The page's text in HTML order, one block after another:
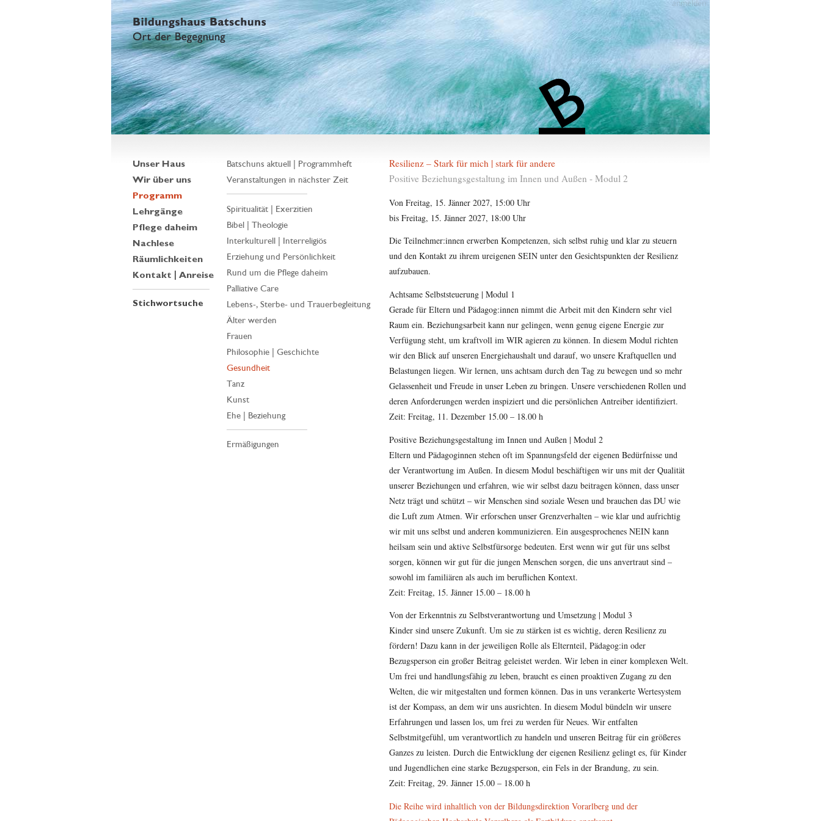
anmelden
Unser Haus
Wir über uns
Programm
Lehrgänge
Pflege daheim
Nachlese
Räumlichkeiten
Kontakt | Anreise
Stichwortsuche
Batschuns aktuell | Programmheft
Veranstaltungen in nächster Zeit
Spiritualität | Exerzitien
Bibel | Theologie
Interkulturell | Interreligiös
Erziehung und Persönlichkeit
Rund um die Pflege daheim
Palliative Care
Lebens-, Sterbe- und Trauerbegleitung
Älter werden
Frauen
Philosophie | Geschichte
Gesundheit
Tanz
Kunst
Ehe | Beziehung
Ermäßigungen
Resilienz – Stark für mich | stark für andere
Positive Beziehungsgestaltung im Innen und Außen - Modul 2
Von Freitag, 15. Jänner 2027, 15:00 Uhr
bis Freitag, 15. Jänner 2027, 18:00 Uhr
Die Teilnehmer:innen erwerben Kompetenzen, sich selbst ruhig und klar zu steuern
und den Kontakt zu ihrem ureigenen SEIN unter den Gesichtspunkten der Resilienz
aufzubauen.
Achtsame Selbststeuerung | Modul 1
Gerade für Eltern und Pädagog:innen nimmt die Arbeit mit den Kindern sehr viel
Raum ein. Beziehungsarbeit kann nur gelingen, wenn genug eigene Energie zur
Verfügung steht, um kraftvoll im WIR agieren zu können. In diesem Modul richten
wir den Blick auf unseren Energiehaushalt und darauf, wo unsere Kraftquellen und
Belastungen liegen. Wir lernen, uns achtsam durch den Tag zu bewegen und so mehr
Gelassenheit und Freude in unser Leben zu bringen. Unsere verschiedenen Rollen und
deren Anforderungen werden inspiziert und die persönlichen Antreiber identifiziert.
Zeit: Freitag, 11. Dezember 15.00 – 18.00 h
Positive Beziehungsgestaltung im Innen und Außen | Modul 2
Eltern und Pädagoginnen stehen oft im Spannungsfeld der eigenen Bedürfnisse und
der Verantwortung im Außen. In diesem Modul beschäftigen wir uns mit der Qualität
unserer Beziehungen und erfahren, wie wir selbst dazu beitragen können, dass unser
Netz trägt und schützt – wir Menschen sind soziale Wesen und brauchen das DU wie
die Luft zum Atmen. Wir erforschen unser Grenzverhalten – wie klar und aufrichtig
wir mit uns selbst und anderen kommunizieren. Ein ausgesprochenes NEIN kann
heilsam sein und aktive Selbstfürsorge bedeuten. Erst wenn wir gut für uns selbst
sorgen, können wir gut für die jungen Menschen sorgen, die uns anvertraut sind –
sowohl im familiären als auch im beruflichen Kontext.
Zeit: Freitag, 15. Jänner 15.00 – 18.00 h
Von der Erkenntnis zu Selbstverantwortung und Umsetzung | Modul 3
Kinder sind unsere Zukunft. Um sie zu stärken ist es wichtig, deren Resilienz zu
fördern! Dazu kann in der jeweiligen Rolle als Elternteil, Pädagog:in oder
Bezugsperson ein großer Beitrag geleistet werden. Wir leben in einer komplexen Welt.
Um frei und handlungsfähig zu leben, braucht es einen proaktiven Zugang zu den
Welten, die wir mitgestalten und formen können. Das in uns verankerte Wertesystem
ist der Kompass, an dem wir uns ausrichten. In diesem Modul bündeln wir unsere
Erfahrungen und lassen los, um frei zu werden für Neues. Wir entfalten
Selbstmitgefühl, um verantwortlich zu handeln und unseren Beitrag für ein größeres
Ganzes zu leisten. Durch die Entwicklung der eigenen Resilienz gelingt es, für Kinder
und Jugendlichen eine starke Bezugsperson, ein Fels in der Brandung, zu sein.
Zeit: Freitag, 29. Jänner 15.00 – 18.00 h
Die Reihe wird inhaltlich von der Bildungsdirektion Vorarlberg und der